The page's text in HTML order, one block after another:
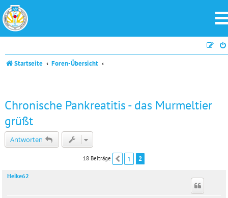
Startseite Foren-Übersicht
Chronische Pankreatitis - das Murmeltier
grüßt
Antworten
18 Beiträge Vorherige
1 2
Heike62